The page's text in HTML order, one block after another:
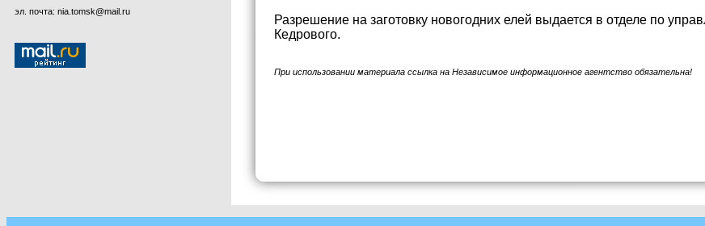
эл. почта: nia.tomsk@mail.ru
Разрешение на заготовку новогодних елей выдается в отделе по
Кедрового.
При использовании материала ссылка на Независимое информационное агентство обязательна!